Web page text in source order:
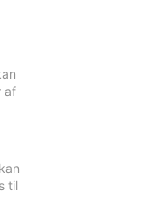
af
til